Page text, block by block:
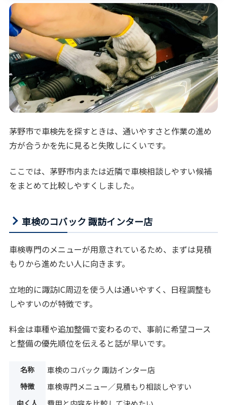
茅野市で車検先を探すときは、通いやすさと作業の進め
方が合うかを先に見ると失敗しにくいです。
ここでは、茅野市内または近隣で車検相談しやすい候補
をまとめて比較しやすくしました。
車検のコバック 諏訪インター店
車検専門のメニューが用意されているため、まずは見積
もりから進めたい人に向きます。
立地的に諏訪IC周辺を使う人は通いやすく、日程調整も
しやすいのが特徴です。
料金は車種や追加整備で変わるので、事前に希望コース
と整備の優先順位を伝えると話が早いです。
名称 車検のコバック 諏訪インター店
特徴 車検専門メニュー／見積もり相談しやすい